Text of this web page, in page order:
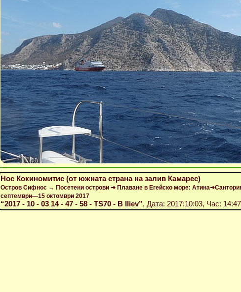
Нос Кокиномитис (от южната страна на залив Камарес)
Остров Сифнос → Посетени острови ➜ Плаване в Егейско море:
септември—15 октомври 2017
“2017 - 10 - 03 14 - 47 - 58 - TS70 - B Iliev”, Дата: 2017:10:03, Час: